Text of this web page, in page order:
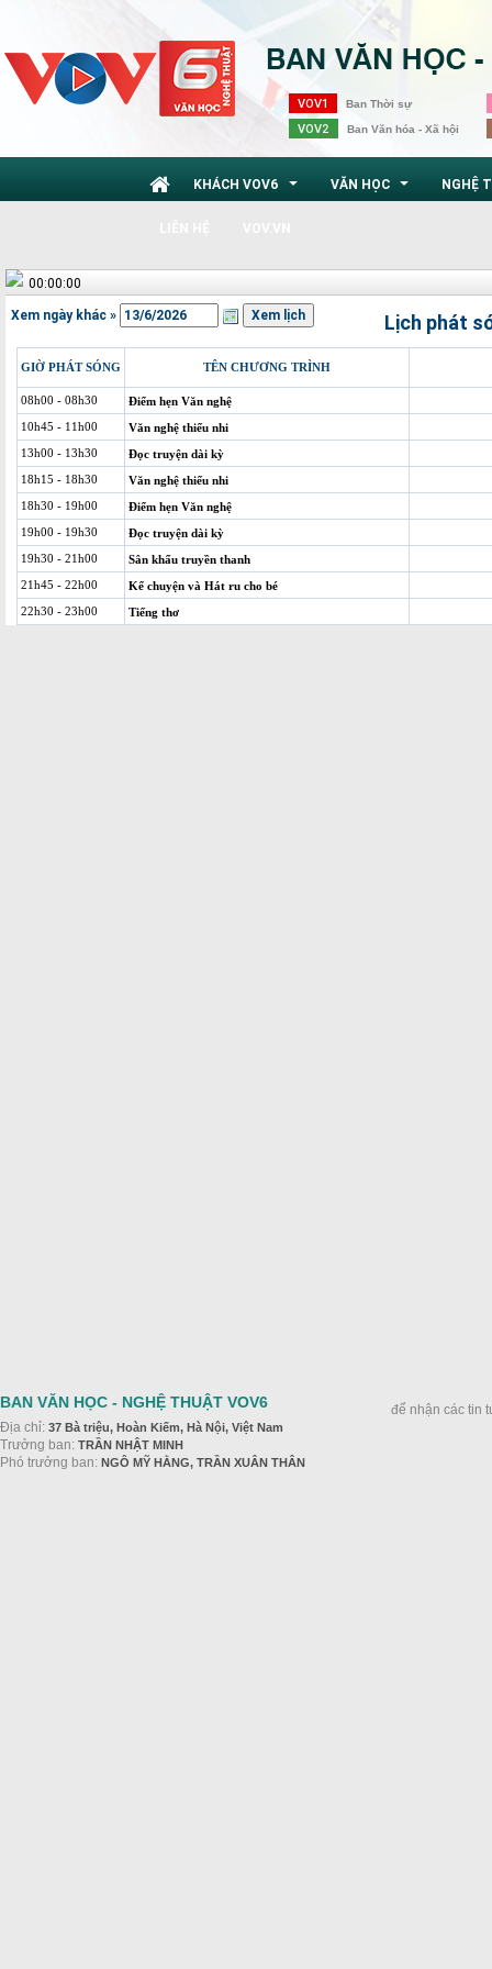
VOV1 Ban Thời sự
VOV2 Ban Văn hóa - Xã hội
KHÁCH VOV6 VĂN HỌC NGHỆ
00:00:00
Xem ngày khác » Lịch phát
GIỜ PHÁT SÓNG TÊN CHƯƠNG TRÌNH
08h00 - 08h30
Điểm hẹn Văn nghệ
10h45 - 11h00
Văn nghệ thiếu nhi
13h00 - 13h30
Đọc truyện dài kỳ
18h15 - 18h30
Văn nghệ thiếu nhi
18h30 - 19h00
Điểm hẹn Văn nghệ
19h00 - 19h30
Đọc truyện dài kỳ
19h30 - 21h00
Sân khấu truyền thanh
21h45 - 22h00
Kể chuyện và Hát ru cho bé
22h30 - 23h00
Tiếng thơ
BAN VĂN HỌC - NGHỆ THUẬT VOV6
Địa chỉ: 37 Bà triệu, Hoàn Kiếm, Hà Nội, Việt Nam
Trưởng ban: TRẦN NHẬT MINH
Phó trưởng ban: NGÔ MỸ HẰNG, TRẦN XUÂN THÂN
để nhận các tin